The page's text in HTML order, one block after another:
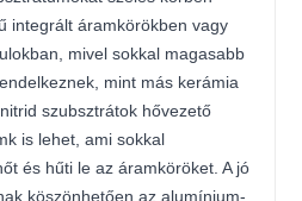
integrált áramkörökben vagy
mivel sokkal magasabb
mint más kerámia
szubsztrátok hővezető
is lehet, ami sokkal
és hűti le az áramköröket. A jó
köszönhetően az alumínium-